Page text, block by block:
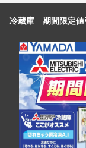
冷蔵庫 期間限定値